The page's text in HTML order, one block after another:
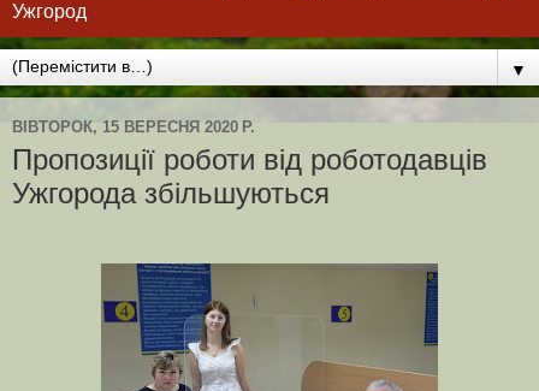
Ужгород
▼
ВІВТОРОК, 15 ВЕРЕСНЯ 2020 Р.
Пропозиції роботи від роботодавців
Ужгорода збільшуються